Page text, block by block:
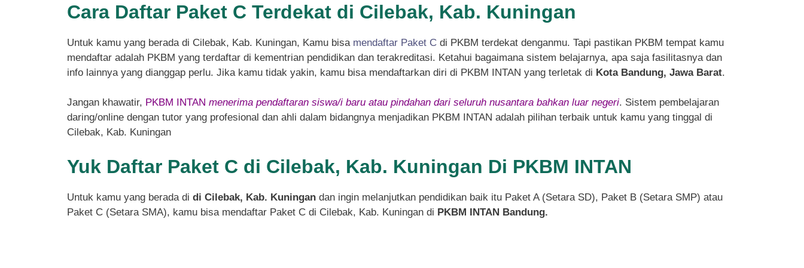
Cara Daftar Paket C Terdekat di Cilebak, Kab. Kuningan
Untuk kamu yang berada di Cilebak, Kab. Kuningan, Kamu bisa mendaftar Paket C di PKBM terdekat denganmu. Tapi pastikan PKBM tempat kamu
mendaftar adalah PKBM yang terdaftar di kementrian pendidikan dan terakreditasi. Ketahui bagaimana sistem belajarnya, apa saja fasilitasnya dan
info lainnya yang dianggap perlu. Jika kamu tidak yakin, kamu bisa mendaftarkan diri di PKBM INTAN yang terletak di Kota Bandung, Jawa Barat.
Jangan khawatir, PKBM INTAN menerima pendaftaran siswa/i baru atau pindahan dari seluruh nusantara bahkan luar negeri. Sistem pembelajaran
daring/online dengan tutor yang profesional dan ahli dalam bidangnya menjadikan PKBM INTAN adalah pilihan terbaik untuk kamu yang tinggal di
Cilebak, Kab. Kuningan
Yuk Daftar Paket C di Cilebak, Kab. Kuningan Di PKBM INTAN
Untuk kamu yang berada di di Cilebak, Kab. Kuningan dan ingin melanjutkan pendidikan baik itu Paket A (Setara SD), Paket B (Setara SMP) atau
Paket C (Setara SMA), kamu bisa mendaftar Paket C di Cilebak, Kab. Kuningan di PKBM INTAN Bandung.